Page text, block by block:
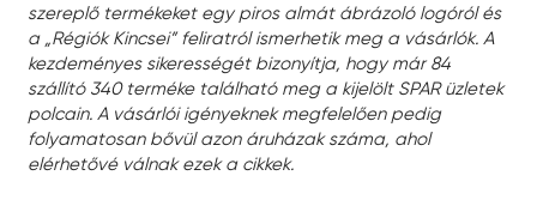
szereplő termékeket egy piros almát ábrázoló logóról és
a „Régiók Kincsei” feliratról ismerhetik meg a vásárlók. A
kezdeményes sikerességét bizonyítja, hogy már 84
szállító 340 terméke található meg a kijelölt SPAR üzletek
polcain. A vásárlói igényeknek megfelelően pedig
folyamatosan bővül azon áruházak száma, ahol
elérhetővé válnak ezek a cikkek.